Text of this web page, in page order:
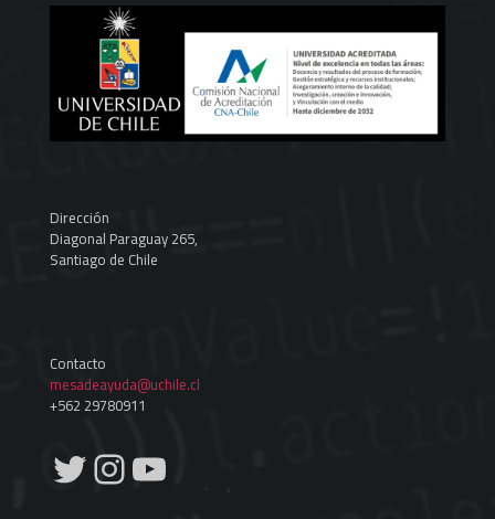
Dirección
Diagonal Paraguay 265,
Santiago de Chile
Contacto
mesadeayuda@uchile.cl
+562 29780911
Twitter
Instagram
YouTube